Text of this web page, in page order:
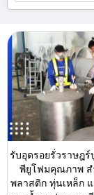
รับอุดรอยรั่วราษฎ
พียูโฟมคุณภาพ ส
พลาสติก ทุ่นเหล็ก